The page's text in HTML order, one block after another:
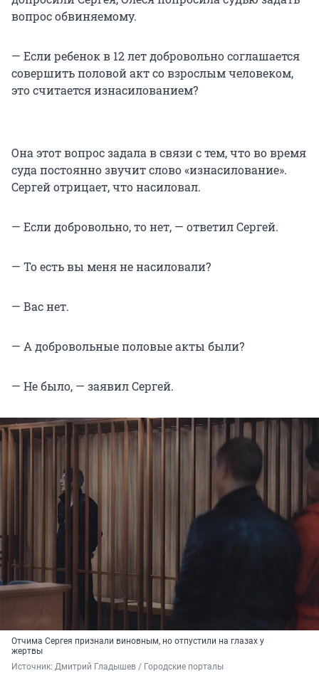
вопрос обвиняемому.
— Если ребенок в 12 лет добровольно соглашается
совершить половой акт со взрослым человеком,
это считается изнасилованием?
Она этот вопрос задала в связи с тем, что во время
суда постоянно звучит слово «изнасилование».
Сергей отрицает, что насиловал.
— Если добровольно, то нет, — ответил Сергей.
— То есть вы меня не насиловали?
— Вас нет.
— А добровольные половые акты были?
— Не было, — заявил Сергей.
Отчима Сергея признали виновным, но отпустили на глазах у
жертвы
Источник: Дмитрий Гладышев / Городские порталы